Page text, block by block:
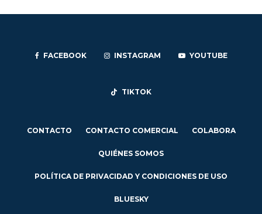
FACEBOOK INSTAGRAM YOUTUBE
TIKTOK
CONTACTO CONTACTO COMERCIAL COLABORA
QUIÉNES SOMOS
POLÍTICA DE PRIVACIDAD Y CONDICIONES DE USO
BLUESKY